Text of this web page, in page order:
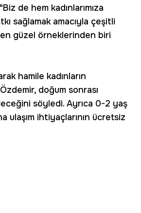
de hem kadınlarımıza
sağlamak amacıyla çeşitli
güzel örneklerinden biri
hamile kadınların
doğum sonrası
söyledi. Ayrıca 0-2 yaş
ulaşım ihtiyaçlarının ücretsiz